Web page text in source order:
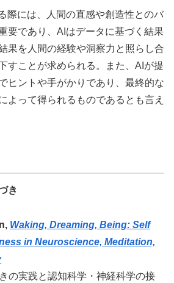
際には、人間の直感や創造性とのバ
要であり、AIはデータに基づく結果
果を人間の経験や洞察力と照らし合
すことが求められる。また、AIが提
ヒントや手がかりであり、最終的な
よって得られるものであるとも言え
き
Waking, Dreaming, Being: Self
in Neuroscience, Meditation,
の実践と認知科学・神経科学の接